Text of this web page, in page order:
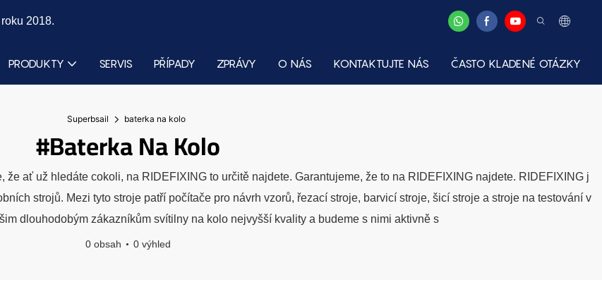
2018.
PRODUKTY SERVIS PŘÍPADY ZPRÁVY O NÁS KONTAKTUJTE NÁS ČASTO KLADENÉ OTÁZKY
Superbsail baterka na kolo
#baterka Na Kolo
ať už hledáte cokoli, na RIDEFIXING to určitě najdete. Garantujeme, že to na RIDEFIXING najdete. RIDEFIXING j
strojů. Mezi tyto stroje patří počítače pro návrh vzorů, řezací stroje, barvicí stroje, šicí stroje a stroje na testování v
dlouhodobým zákazníkům svítilny na kolo nejvyšší kvality a budeme s nimi aktivně s
0 obsah 0 výhled